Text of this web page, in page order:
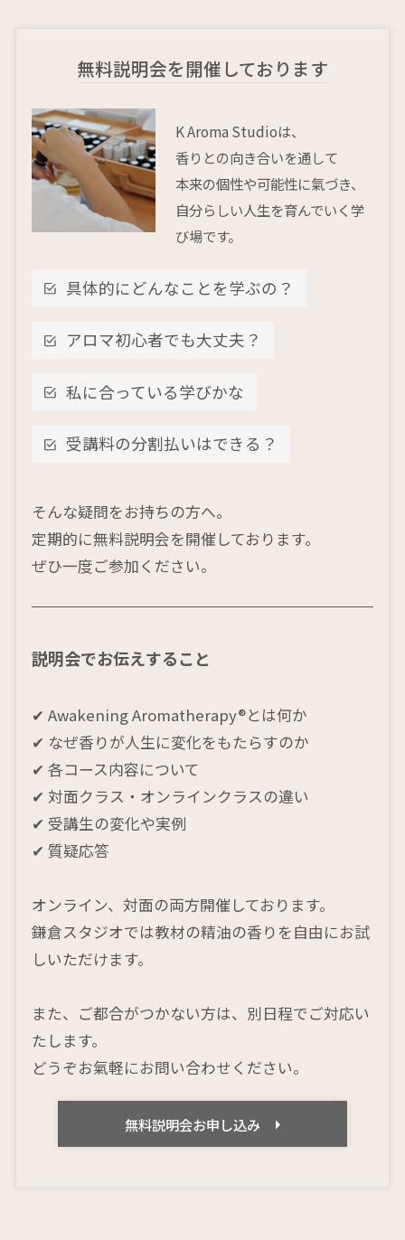
無料説明会を開催しております
K Aroma Studioは、
香りとの向き合いを通して
本来の個性や可能性に氣づき、
自分らしい人生を育んでいく学
び場です。
具体的にどんなことを学ぶの？
アロマ初心者でも大丈夫？
私に合っている学びかな
受講料の分割払いはできる？
そんな疑問をお持ちの方へ。
定期的に無料説明会を開催しております。
ぜひ一度ご参加ください。
説明会でお伝えすること
✔ Awakening Aromatherapy®︎とは何か
✔ なぜ香りが人生に変化をもたらすのか
✔ 各コース内容について
✔ 対面クラス・オンラインクラスの違い
✔ 受講生の変化や実例
✔ 質疑応答
オンライン、対面の両方開催しております。
鎌倉スタジオでは教材の精油の香りを自由にお試
しいただけます。
また、ご都合がつかない方は、別日程でご対応い
たします。
どうぞお氣軽にお問い合わせください。
無料説明会お申し込み